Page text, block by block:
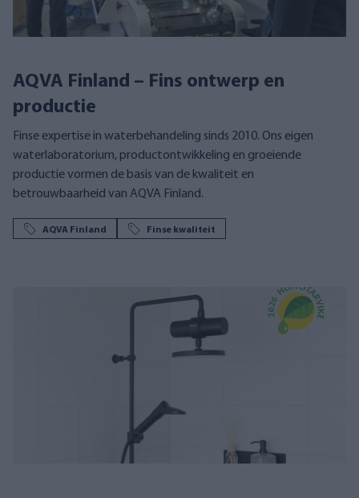
AQVA Finland – Fins ontwerp en
productie
Finse expertise in waterbehandeling sinds 2010. Ons eigen
waterlaboratorium, productontwikkeling en groeiende
productie vormen de basis van de kwaliteit en
betrouwbaarheid van AQVA Finland.
AQVA Finland Finse kwaliteit